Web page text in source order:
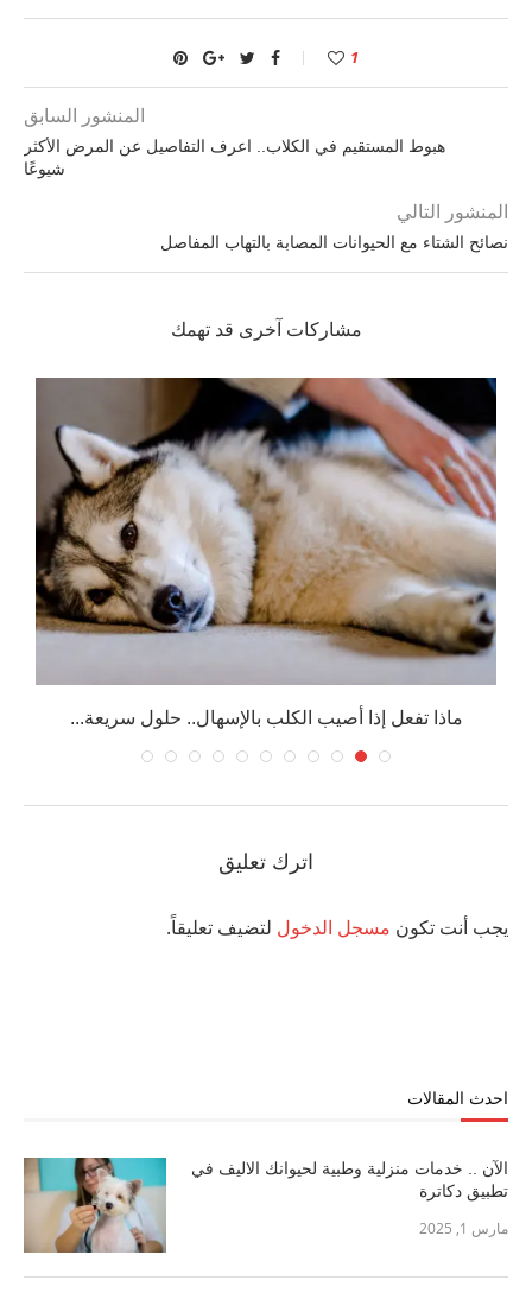
1
المنشور السابق
هبوط المستقيم في الكلاب.. اعرف التفاصيل عن المرض الأكثر
شيوعًا
المنشور التالي
نصائح الشتاء مع الحيوانات المصابة بالتهاب المفاصل
مشاركات آخرى قد تهمك
ماذا تفعل إذا أصيب الكلب بالإسهال.. حلول سريعة...
اترك تعليق
يجب أنت تكون مسجل الدخول لتضيف تعليقاً.
احدث المقالات
الآن .. خدمات منزلية وطبية لحيوانك الاليف في
تطبيق دكاترة
مارس 1, 2025